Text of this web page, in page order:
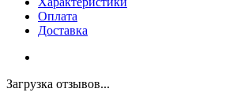
Оплата
Доставка
Загрузка отзывов...